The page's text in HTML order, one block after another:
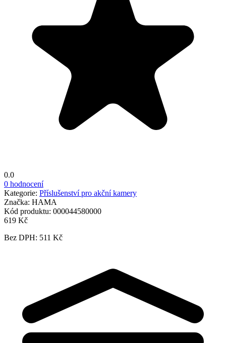
0.0
0 hodnocení
Kategorie: Příslušenství pro akční kamery
Značka: HAMA
Kód produktu: 000044580000
619 Kč
Bez DPH: 511 Kč